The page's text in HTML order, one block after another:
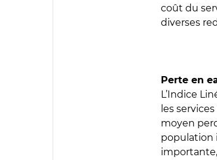
coût du
diverses
Perte en
L’Indice
les
moyen
population